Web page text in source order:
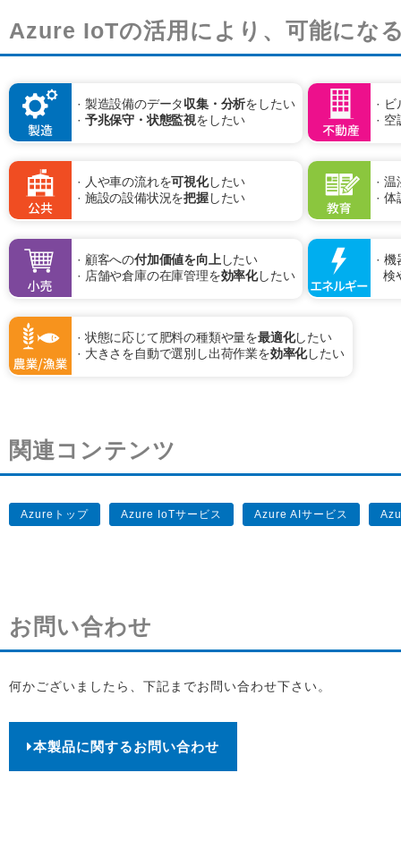
Azure IoTの活用により、可能にな
製造設備のデータ収集・分析をしたい
予兆保守・状態監視をしたい
ビ
空
人や車の流れを可視化したい
施設の設備状況を把握したい
温
体
顧客への付加価値を向上したい
店舗や倉庫の在庫管理を効率化したい
機
検
状態に応じて肥料の種類や量を最適化したい
大きさを自動で選別し出荷作業を効率化したい
関連コンテンツ
Azureトップ Azure IoTサービス Azure AIサービス
お問い合わせ
何かございましたら、下記までお問い合わせ下さい。
本製品に関するお問い合わせ